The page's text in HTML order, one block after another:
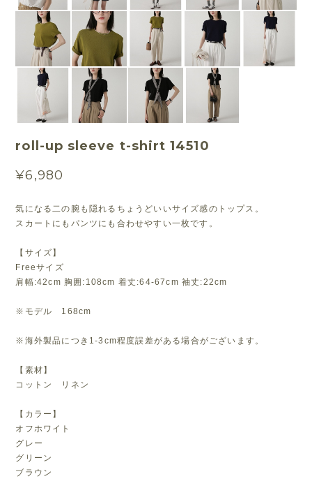
roll-up sleeve t-shirt 14510
¥6,980
気になる二の腕も隠れるちょうどいいサイズ感のトップス。
スカートにもパンツにも合わせやすい一枚です。
【サイズ】
Freeサイズ
肩幅:42cm 胸囲:108cm 着丈:64-67cm 袖丈:22cm
※モデル 168cm
※海外製品につき1-3cm程度誤差がある場合がございます。
【素材】
コットン リネン
【カラー】
オフホワイト
グレー
グリーン
ブラウン